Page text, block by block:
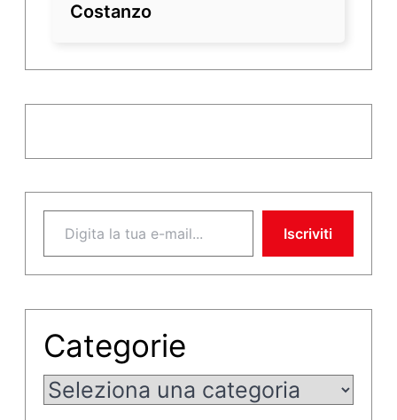
Costanzo
Digita la tua e-mail...
Iscriviti
Categorie
Categorie